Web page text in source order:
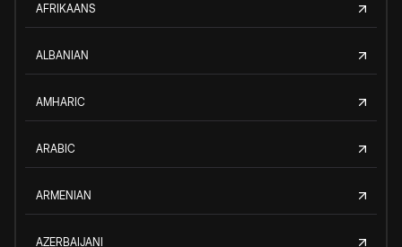
AFRIKAANS
ALBANIAN
AMHARIC
ARABIC
ARMENIAN
AZERBAIJANI